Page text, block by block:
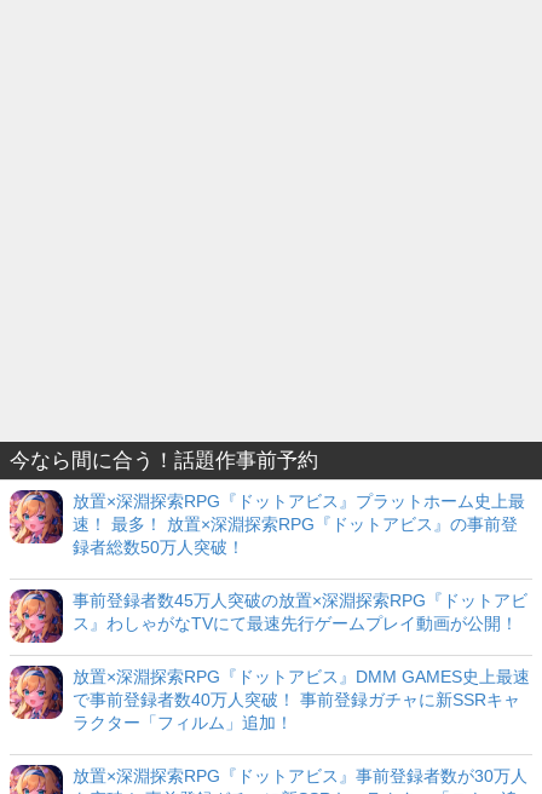
今なら間に合う！話題作事前予約
放置×深淵探索RPG『ドットアビス』プラットホーム史上最
速！ 最多！ 放置×深淵探索RPG『ドットアビス』の事前登
録者総数50万人突破！
事前登録者数45万人突破の放置×深淵探索RPG『ドットアビ
ス』わしゃがなTVにて最速先行ゲームプレイ動画が公開！
放置×深淵探索RPG『ドットアビス』DMM GAMES史上最速
で事前登録者数40万人突破！ 事前登録ガチャに新SSRキャ
ラクター「フィルム」追加！
放置×深淵探索RPG『ドットアビス』事前登録者数が30万人